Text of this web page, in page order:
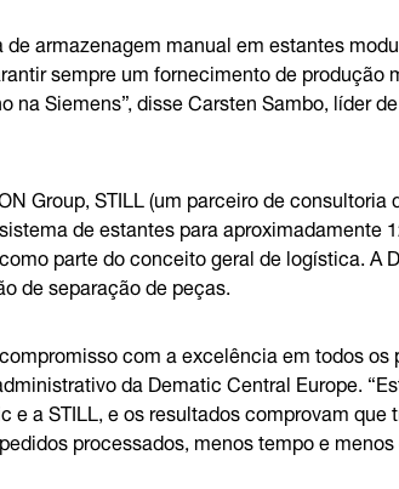
armazenagem manual em estantes
sempre um fornecimento de produção
Siemens”, disse Carsten Sambo, líder
Group, STILL (um parceiro de consultoria
de estantes para aproximadamente
parte do conceito geral de logística. A
de separação de peças.
com a excelência em todos os
da Dematic Central Europe.
a STILL, e os resultados comprovam que
processados, menos tempo e menos